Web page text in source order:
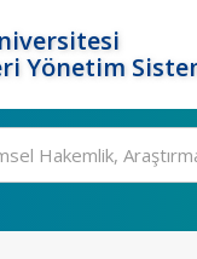
Yönetim